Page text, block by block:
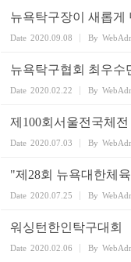
뉴욕탁구장이 새롭게
Date 2020.09.08 By
뉴욕탁구협회 최우수
Date 2020.02.22 By
제100회서울전국체
Date 2020.07.03 By
"제28회 뉴욕대한체
Date 2020.07.25 By
워싱턴한인탁구대회
Date 2020.02.06 By